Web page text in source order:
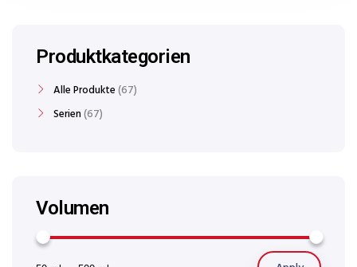
Produktkategorien
Alle Produkte 67
Serien 67
Volumen